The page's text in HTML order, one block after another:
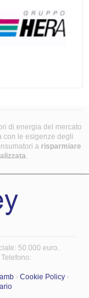
di energia del mercato
con le esigenze degli
a risparmiare
.
50.000 euro.
- Cookie Policy -